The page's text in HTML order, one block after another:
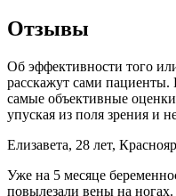
Отзывы
Об эффективности того
расскажут сами пациенты.
самые объективные
упуская из поля зрения и
Елизавета, 28 лет,
Уже на 5 месяце
повылезали вены на